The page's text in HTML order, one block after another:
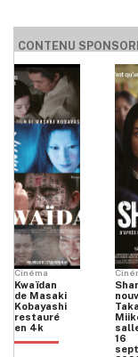
CONTENU
Cinéma
Kwaïdan
de Masaki
Kobayashi
restauré
en 4k
16